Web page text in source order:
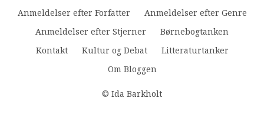
Anmeldelser efter Forfatter
Anmeldelser efter Genre
Anmeldelser efter Stjerner
Børnebogtanken
Kontakt
Kultur og Debat
Litteraturtanker
Om Bloggen
© Ida Barkholt